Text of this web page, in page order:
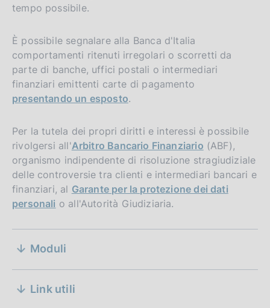
tempo possibile.
È possibile segnalare alla Banca d'Italia
comportamenti ritenuti irregolari o scorretti da
parte di banche, uffici postali o intermediari
finanziari emittenti carte di pagamento
presentando un esposto.
Per la tutela dei propri diritti e interessi è possibile
rivolgersi all'Arbitro Bancario Finanziario (ABF),
organismo indipendente di risoluzione stragiudiziale
delle controversie tra clienti e intermediari bancari e
finanziari, al Garante per la protezione dei dati
personali o all'Autorità Giudiziaria.
S
z
Moduli
D
a
P
13 aprile 2026
D
a
13 aprile 2026
a
Link utili